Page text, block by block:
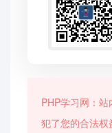
PHP学习网：
犯了您的合法权